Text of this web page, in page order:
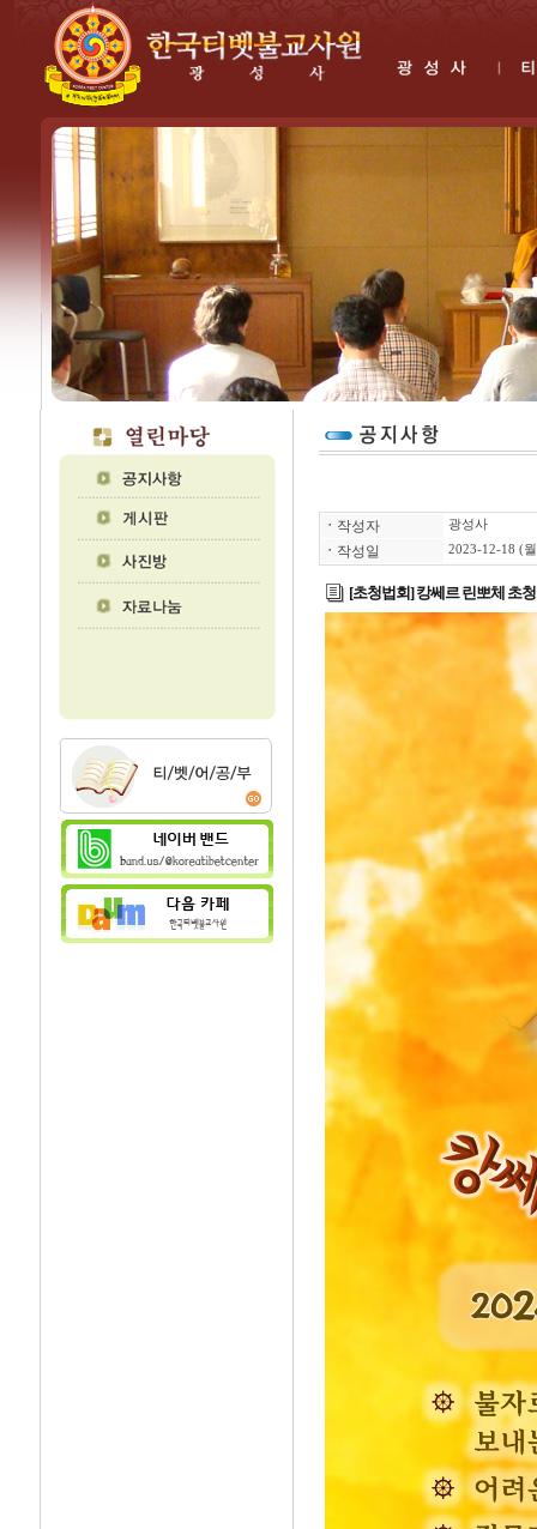
ㆍ 작성자 광성사
ㆍ 작성일 2023-12-18 (
[초청법회] 캉쎄르 린뽀체 초청